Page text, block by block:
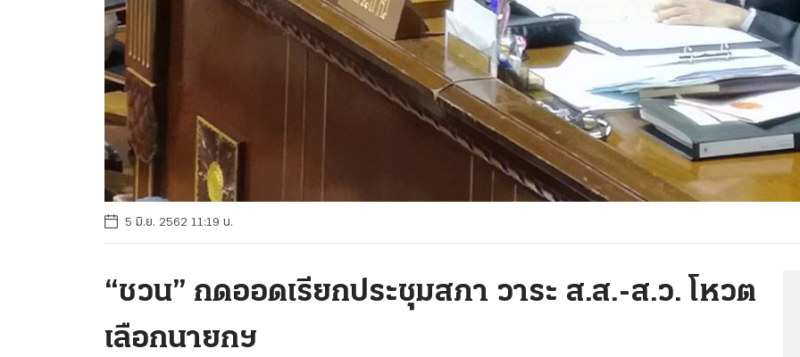
5 มิ.ย. 2562 11:19 น.
“ชวน” กดออดเรียกประชุมสภา วาระ ส.ส.-ส.ว. โหวต
เลือกนายกฯ